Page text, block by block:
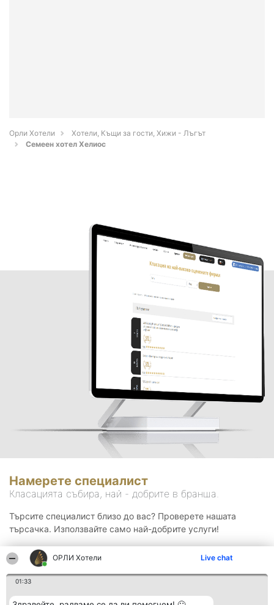
ОРЛИ Хотели Live chat
01:33
Орли Хотели
Хотели, Къщи за гости, Хижи - Лъгът
Семеен хотел Хелиос
Намерете специалист
Класацията събира, най - добрите в бранша.
Търсите специалист близо до вас? Проверете нашата
търсачка. Използвайте само най-добрите услуги!